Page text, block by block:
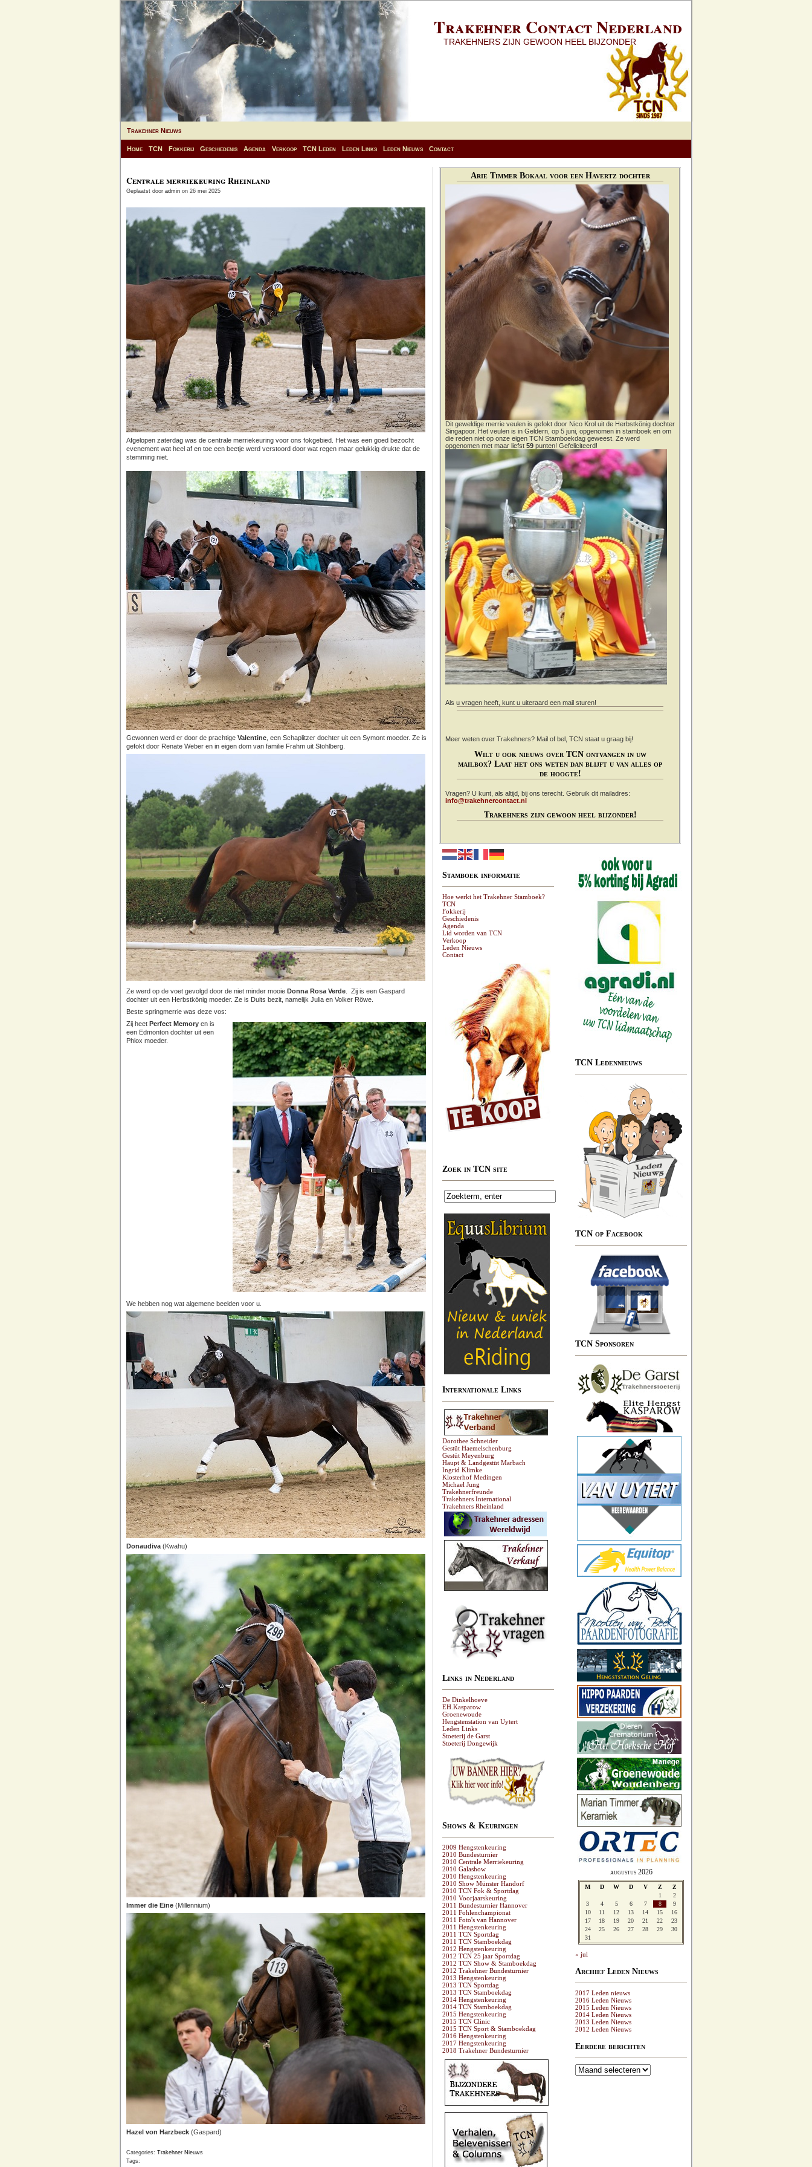
Trakehner Contact Nederland
TRAKEHNERS ZIJN GEWOON HEEL BIJZONDER
Trakehner Nieuws
Home TCN Fokkerij Geschiedenis Agenda Verkoop TCN Leden Leden Links Leden Nieuws Contact
Centrale merriekeuring Rheinland
Geplaatst door admin on 26 mei 2025
Afgelopen zaterdag was de centrale merriekeuring voor ons fokgebied. Het was een goed bezocht
evenement wat heel af en toe een beetje werd verstoord door wat regen maar gelukkig drukte dat de
stemming niet.
Gewonnen werd er door de prachtige Valentine , een Schaplitzer dochter uit een Symont moeder. Ze is
gefokt door Renate Weber en in eigen dom van familie Frahm uit Stohlberg.
Ze werd op de voet gevolgd door de niet minder mooie Donna Rosa Verde . Zij is een Gaspard
dochter uit een Herbstkönig moeder. Ze is Duits bezit, namelijk Julia en Volker Röwe.
Beste springmerrie was deze vos:
Zij heet Perfect Memory en is
een Edmonton dochter uit een
Phlox moeder.
We hebben nog wat algemene beelden voor u.
Donaudiva (Kwahu)
Immer die Eine (Millennium)
Hazel von Harzbeck (Gaspard)
Categories: Trakehner Nieuws
Tags:
Arie Timmer Bokaal voor een Havertz dochter
Dit geweldige merrie veulen is gefokt door Nico Krol uit de Herbstkönig dochter
Singapoor. Het veulen is in Geldern, op 5 juni, opgenomen in stamboek en om
die reden niet op onze eigen TCN Stamboekdag geweest. Ze werd
opgenomen met maar liefst 59 punten! Gefeliciteerd!
Als u vragen heeft, kunt u uiteraard een mail sturen!
Meer weten over Trakehners? Mail of bel, TCN staat u graag bij!
Wilt u ook nieuws over TCN ontvangen in uw
mailbox? Laat het ons weten dan blijft u van alles op
de hoogte!
Vragen? U kunt, als altijd, bij ons terecht. Gebruik dit mailadres:
info@trakehnercontact.nl
Trakehners zijn gewoon heel bijzonder!
Stamboek informatie
Hoe werkt het Trakehner Stamboek?
TCN
Fokkerij
Geschiedenis
Agenda
Lid worden van TCN
Verkoop
Leden Nieuws
Contact
Zoek in TCN site
Internationale Links
Dorothee Schneider
Gestüt Haemelschenburg
Gestüt Meyenburg
Haupt & Landgestüt Marbach
Ingrid Klimke
Klosterhof Medingen
Michael Jung
Trakehnerfreunde
Trakehners International
Trakehners Rheinland
Links in Nederland
De Dinkelhoeve
EH.Kasparow
Groenewoude
Hengstenstation van Uytert
Leden Links
Stoeterij de Garst
Stoeterij Dongewijk
Shows & Keuringen
2009 Hengstenkeuring
2010 Bundesturnier
2010 Centrale Merriekeuring
2010 Galashow
2010 Hengstenkeuring
2010 Show Münster Handorf
2010 TCN Fok & Sportdag
2010 Voorjaarskeuring
2011 Bundesturnier Hannover
2011 Fohlenchampionat
2011 Foto's van Hannover
2011 Hengstenkeuring
2011 TCN Sportdag
2011 TCN Stamboekdag
2012 Hengstenkeuring
2012 TCN 25 jaar Sportdag
2012 TCN Show & Stamboekdag
2012 Trakehner Bundesturnier
2013 Hengstenkeuring
2013 TCN Sportdag
2013 TCN Stamboekdag
2014 Hengstenkeuring
2014 TCN Stamboekdag
2015 Hengstenkeuring
2015 TCN Clinic
2015 TCN Sport & Stamboekdag
2016 Hengstenkeuring
2017 Hengstenkeuring
2018 Trakehner Bundesturnier
TCN Ledennieuws
TCN op Facebook
TCN Sponsoren
augustus 2026
M D W D V Z
Z
1
2
3
4 5 6 7 8
9
10
11 12 13 14 15
16
17
18 19 20 21 22
23
24
25 26 27 28 29
30
31
« jul
Archief Leden Nieuws
2017 Leden nieuws
2016 Leden Nieuws
2015 Leden Nieuws
2014 Leden Nieuws
2013 Leden Nieuws
2012 Leden Nieuws
Eerdere berichten
Eerdere
berichten